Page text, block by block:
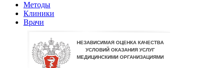
Методы
Клиники
Врачи